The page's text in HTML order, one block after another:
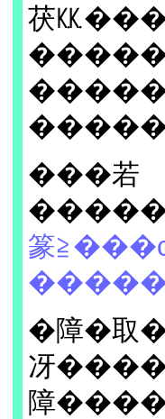
茯㏍
���若
篆
�障�
冴
障